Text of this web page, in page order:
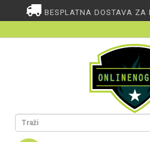
BESPLATNA DOSTAVA